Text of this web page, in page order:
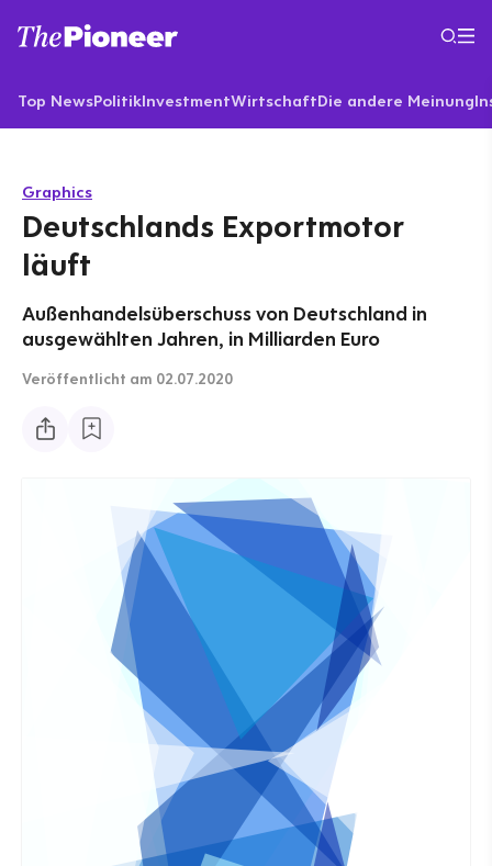
Top NewsPolitikInvestmentWirtschaftDie andere Meinung
Graphics
Deutschlands Exportmotor
läuft
Außenhandelsüberschuss von Deutschland in
ausgewählten Jahren, in Milliarden Euro
Veröffentlicht am 02.07.2020